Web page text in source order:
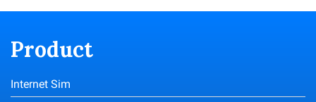
Product
Internet Sim